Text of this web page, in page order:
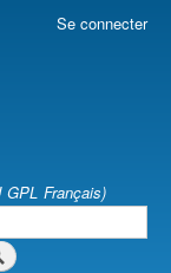
Se connecter
Français)